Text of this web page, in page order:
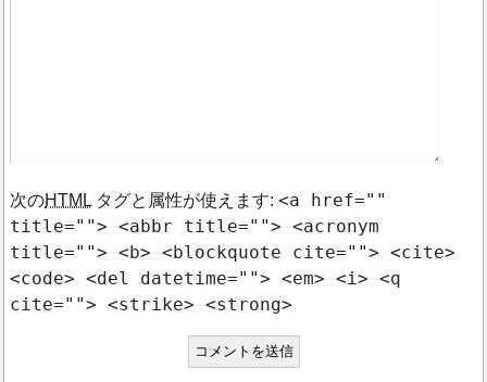
次のHTML タグと属性が使えます:<a href=""
title=""> <abbr title=""> <acronym
title=""> <b> <blockquote cite=""> <cite>
<code> <del datetime=""> <em> <i> <q
cite=""> <strike> <strong>